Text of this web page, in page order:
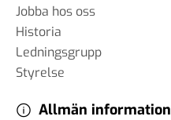
Jobba hos oss
Historia
Ledningsgrupp
Styrelse
Allmän information